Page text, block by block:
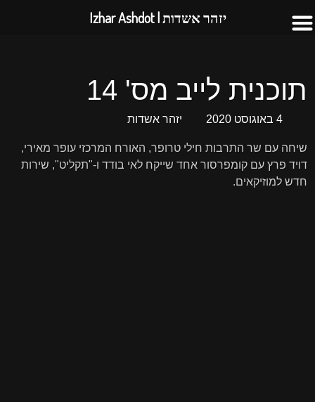
תוכנית לייב מס' 14
4 באוגוסט 2020 יזהר אשדות
שיחה עם שר התרבות חילי טרופר, האורח המרכזי עופר מאירי,
דויד פרץ עם קומפרסור אחד שייקח לאי בודד ו-"תקליט", שירות
חדש למוזיקאים.
יזהר אשדות | Izhar Ashdot